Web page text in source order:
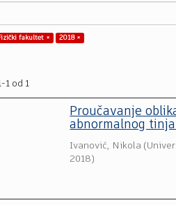
fakultet × 2018 ×
1 od 1
Proučavanje
abnormalnog
Ivanović, Nikola (
2018)